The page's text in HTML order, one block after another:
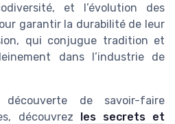
et l’évolution des
garantir la durabilité de leur
qui conjugue tradition et
dans l’industrie de
de savoir-faire
découvrez les secrets et